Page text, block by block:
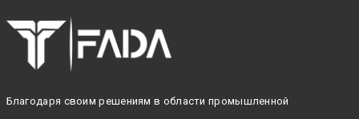
Благодаря своим решениям в области промышленной